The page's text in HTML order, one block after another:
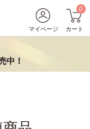
マイページ
0
カート
中！